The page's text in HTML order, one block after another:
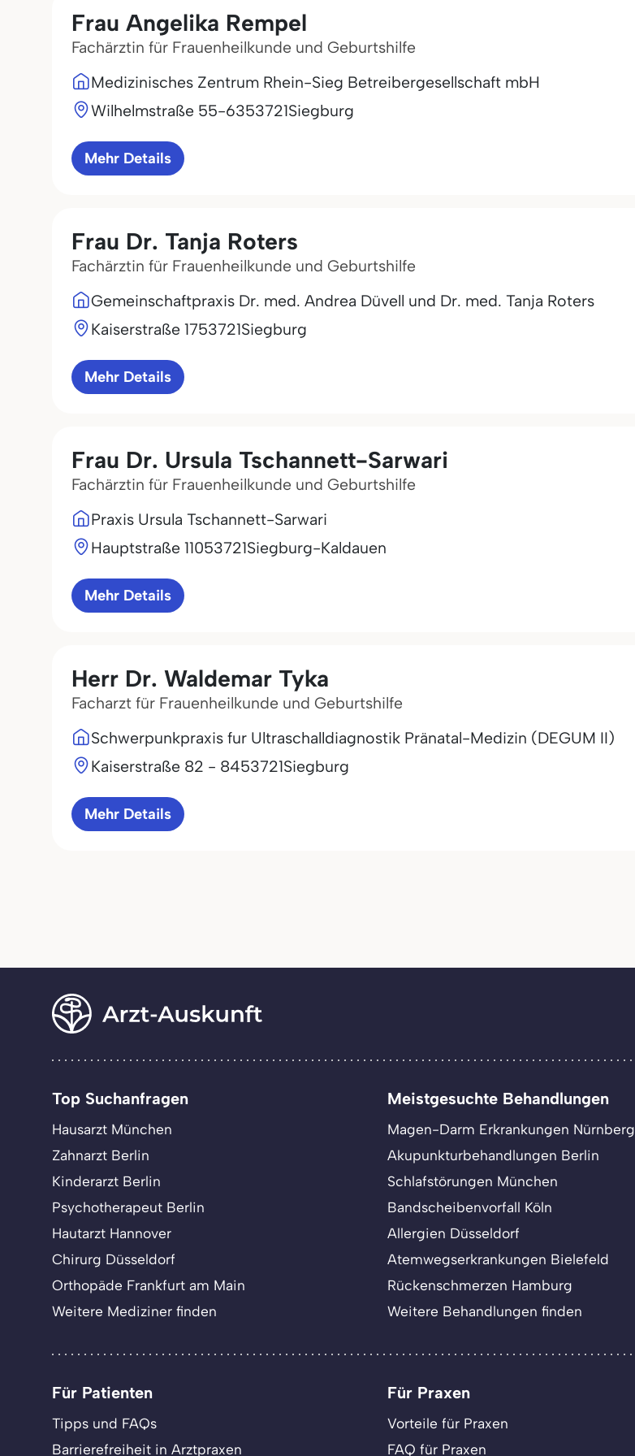
Frau Angelika Rempel
Fachärztin für Frauenheilkunde und Geburtshilfe
Medizinisches Zentrum Rhein-Sieg Betreibergesellschaft mbH
Wilhelmstraße 55-6353721Siegburg
Mehr Details
Frau Dr. Tanja Roters
Fachärztin für Frauenheilkunde und Geburtshilfe
Gemeinschaftpraxis Dr. med. Andrea Düvell und Dr. med. Tanja Roters
Kaiserstraße 1753721Siegburg
Mehr Details
Frau Dr. Ursula Tschannett-Sarwari
Fachärztin für Frauenheilkunde und Geburtshilfe
Praxis Ursula Tschannett-Sarwari
Hauptstraße 11053721Siegburg-Kaldauen
Mehr Details
Herr Dr. Waldemar Tyka
Facharzt für Frauenheilkunde und Geburtshilfe
Schwerpunkpraxis fur Ultraschalldiagnostik Pränatal-Medizin (DEGUM II)
Kaiserstraße 82 - 8453721Siegburg
Mehr Details
Top Suchanfragen
Hausarzt München
Zahnarzt Berlin
Kinderarzt Berlin
Psychotherapeut Berlin
Hautarzt Hannover
Chirurg Düsseldorf
Orthopäde Frankfurt am Main
Weitere Mediziner finden
Meistgesuchte Behandlungen
Magen-Darm Erkrankungen Nürnberg
Akupunkturbehandlungen Berlin
Schlafstörungen München
Bandscheibenvorfall Köln
Allergien Düsseldorf
Atemwegserkrankungen Bielefeld
Rückenschmerzen Hamburg
Weitere Behandlungen finden
Für Patienten
Tipps und FAQs
Barrierefreiheit in Arztpraxen
Für Praxen
Vorteile für Praxen
FAQ für Praxen